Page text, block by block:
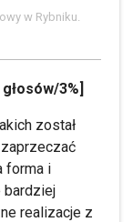
w Rybniku.
3%]
został
forma i
bardziej
realizacje z